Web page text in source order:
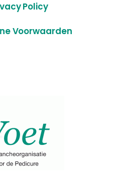
Policy
Voorwaarden